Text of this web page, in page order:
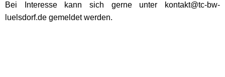
Bei Interesse kann sich gerne unter kontakt@tc-bw-
luelsdorf.de gemeldet werden.